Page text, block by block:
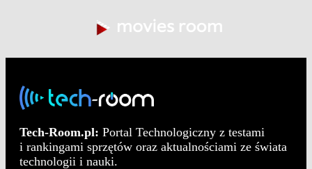
Tech-Room.pl: Portal Technologiczny z testami
i rankingami sprzętów oraz aktualnościami ze świata
technologii i nauki.